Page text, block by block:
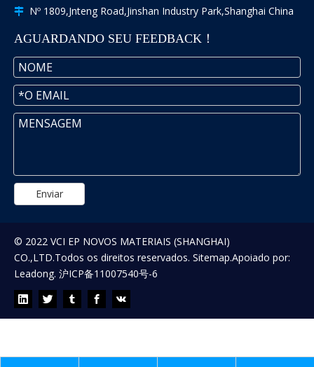
 Nº 1809,Jnteng Road,Jinshan Industry Park,Shanghai China
AGUARDANDO SEU FEEDBACK！
Enviar
© 2022 VCI EP NOVOS MATERIAIS (SHANGHAI)
CO.,LTD.Todos os direitos reservados. Sitemap.Apoiado por:
Leadong. 沪ICP备11007540号-6